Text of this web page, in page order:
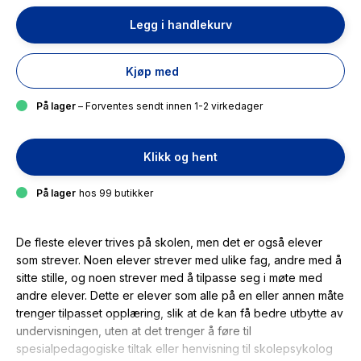
Legg i handlekurv
Kjøp med
På lager – Forventes sendt innen 1-2 virkedager
Klikk og hent
På lager hos 99 butikker
De fleste elever trives på skolen, men det er også elever
som strever. Noen elever strever med ulike fag, andre med å
sitte stille, og noen strever med å tilpasse seg i møte med
andre elever. Dette er elever som alle på en eller annen måte
trenger tilpasset opplæring, slik at de kan få bedre utbytte av
undervisningen, uten at det trenger å føre til
spesialpedagogiske tiltak eller henvisning til skolepsykolog